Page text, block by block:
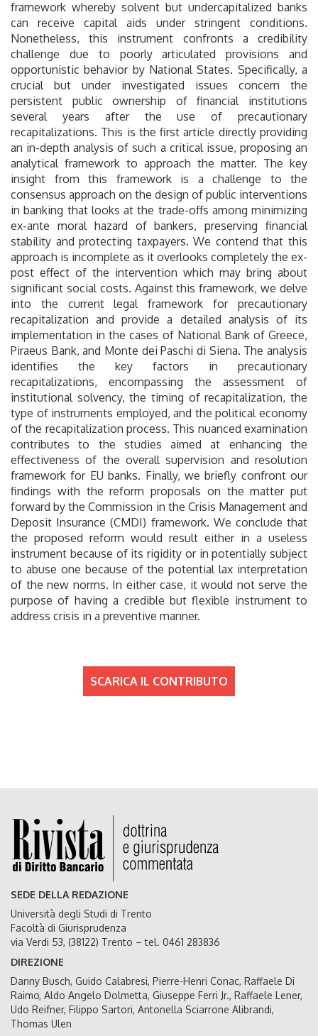
framework whereby solvent but undercapitalized banks
can receive capital aids under stringent conditions.
Nonetheless, this instrument confronts a credibility
challenge due to poorly articulated provisions and
opportunistic behavior by National States. Specifically, a
crucial but under investigated issues concern the
persistent public ownership of financial institutions
several years after the use of precautionary
recapitalizations. This is the first article directly providing
an in-depth analysis of such a critical issue, proposing an
analytical framework to approach the matter. The key
insight from this framework is a challenge to the
consensus approach on the design of public interventions
in banking that looks at the trade-offs among minimizing
ex-ante moral hazard of bankers, preserving financial
stability and protecting taxpayers. We contend that this
approach is incomplete as it overlooks completely the ex-
post effect of the intervention which may bring about
significant social costs. Against this framework, we delve
into the current legal framework for precautionary
recapitalization and provide a detailed analysis of its
implementation in the cases of National Bank of Greece,
Piraeus Bank, and Monte dei Paschi di Siena. The analysis
identifies the key factors in precautionary
recapitalizations, encompassing the assessment of
institutional solvency, the timing of recapitalization, the
type of instruments employed, and the political economy
of the recapitalization process. This nuanced examination
contributes to the studies aimed at enhancing the
effectiveness of the overall supervision and resolution
framework for EU banks. Finally, we briefly confront our
findings with the reform proposals on the matter put
forward by the Commission in the Crisis Management and
Deposit Insurance (CMDI) framework. We conclude that
the proposed reform would result either in a useless
instrument because of its rigidity or in potentially subject
to abuse one because of the potential lax interpretation
of the new norms. In either case, it would not serve the
purpose of having a credible but flexible instrument to
address crisis in a preventive manner.
SCARICA IL CONTRIBUTO
SEDE DELLA REDAZIONE
Università degli Studi di Trento
Facoltà di Giurisprudenza
via Verdi 53, (38122) Trento – tel. 0461 283836
DIREZIONE
Danny Busch, Guido Calabresi, Pierre-Henri Conac, Raffaele Di
Raimo, Aldo Angelo Dolmetta, Giuseppe Ferri Jr., Raffaele Lener,
Udo Reifner, Filippo Sartori, Antonella Sciarrone Alibrandi,
Thomas Ulen